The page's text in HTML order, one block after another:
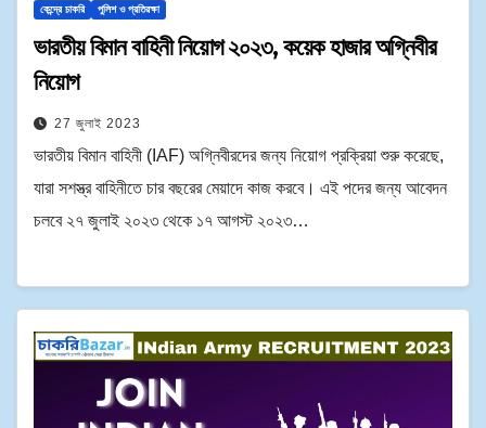
কেন্দ্রে চাকরি পুলিশ ও প্রতিরক্ষা
ভারতীয় বিমান বাহিনী নিয়োগ ২০২৩, কয়েক হাজার অগ্নিবীর
নিয়োগ
27 জুলাই 2023
ভারতীয় বিমান বাহিনী (IAF) অগ্নিবীরদের জন্য নিয়োগ প্রক্রিয়া শুরু করেছে,
যারা সশস্ত্র বাহিনীতে চার বছরের মেয়াদে কাজ করবে। এই পদের জন্য আবেদন
চলবে ২৭ জুলাই ২০২৩ থেকে ১৭ আগস্ট ২০২৩…